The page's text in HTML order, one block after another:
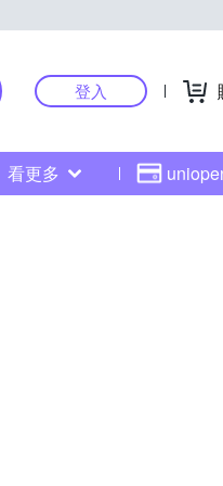
登入
看更多